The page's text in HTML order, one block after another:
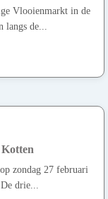
Vlooienmarkt in de
de...
zondag 27 februari
drie...